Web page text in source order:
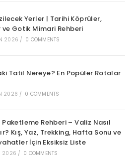
Yerler | Tarihi Köprüler,
Gotik Mimari Rehberi
2026 / 0 COMMENTS
Tatil Nereye? En Popüler Rotalar
2026 / 0 COMMENTS
Rehberi – Valiz Nasıl
Kış, Yaz, Trekking, Hafta Sonu ve
İçin Eksiksiz Liste
2026 / 0 COMMENTS